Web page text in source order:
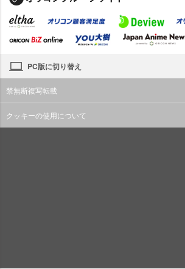
PC版に切り替え
禁無断複写転載
クッキーの使用について